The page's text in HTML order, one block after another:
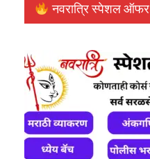
नवरात्रि स्पेशल ऑफर